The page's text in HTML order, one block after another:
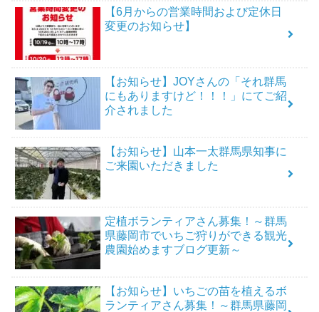
【6月からの営業時間および定休日
変更のお知らせ】
【お知らせ】JOYさんの「それ群馬
にもありますけど！！！」にてご紹
介されました
【お知らせ】山本一太群馬県知事に
ご来園いただきました
定植ボランティアさん募集！～群馬
県藤岡市でいちご狩りができる観光
農園始めますブログ更新～
【お知らせ】いちごの苗を植えるボ
ランティアさん募集！～群馬県藤岡